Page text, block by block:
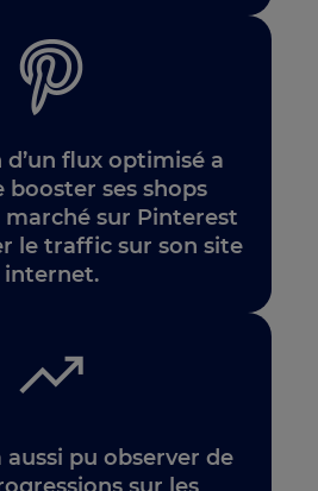
flux optimisé a
booster ses shops
marché sur Pinterest
le traffic sur son site
internet.
aussi pu observer de